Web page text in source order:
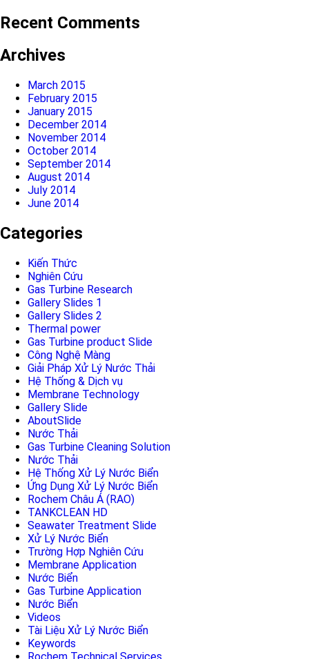
Recent Comments
Archives
March 2015
February 2015
January 2015
December 2014
November 2014
October 2014
September 2014
August 2014
July 2014
June 2014
Categories
Kiến Thức
Nghiên Cứu
Gas Turbine Research
Gallery Slides 1
Gallery Slides 2
Thermal power
Gas Turbine product Slide
Công Nghệ Màng
Giải Pháp Xử Lý Nước Thải
Hệ Thống & Dịch vụ
Membrane Technology
Gallery Slide
AboutSlide
Nước Thải
Gas Turbine Cleaning Solution
Nước Thải
Hệ Thống Xử Lý Nước Biển
Ứng Dụng Xử Lý Nước Biển
Rochem Châu Á (RAO)
TANKCLEAN HD
Seawater Treatment Slide
Xử Lý Nước Biển
Trường Hợp Nghiên Cứu
Membrane Application
Nước Biển
Gas Turbine Application
Nước Biển
Videos
Tài Liệu Xử Lý Nước Biển
Keywords